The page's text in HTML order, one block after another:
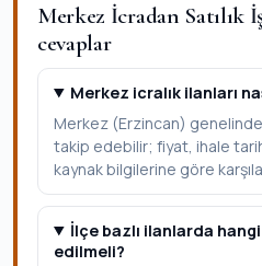
Merkez İcradan Satılık
cevaplar
Merkez icralık ilanları
Merkez (Erzincan)
takip edebilir; fiyat, ihale
kaynak bilgilerine göre
İlçe bazlı ilanlarda
edilmeli?